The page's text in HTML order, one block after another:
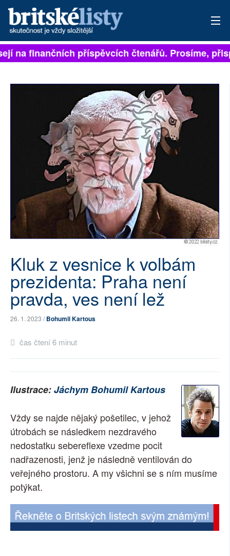
PŘIHLÁSIT
ROZHOVORY
NEJČTENĚJŠÍ ZA 7 DNÍ
AUTOŘI
PŘÍSPĚVKY NA PROVOZ
RUBRIKY
PLNÁ VERZE STRÁNEK
na finančních příspěvcích čtenářů. Prosíme,
Kluk z vesnice k volbám
prezidenta: Praha není
pravda, ves není lež
26. 1. 2023 /Bohumil Kartous
čas čtení 6 minut
Ilustrace:Jáchym Bohumil Kartous
Vždy se najde nějaký pošetilec, v jehož
útrobách se následkem nezdravého
nedostatku sebereflexe vzedme pocit
nadřazenosti, jenž je následně ventilován do
veřejného prostoru. A my všichni se s ním musíme
potýkat.